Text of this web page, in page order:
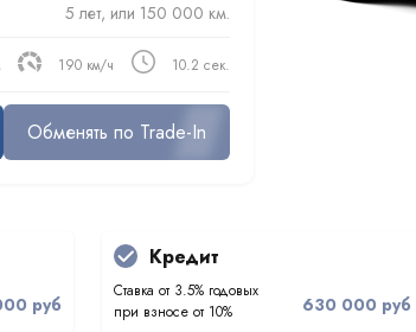
5 лет, или 150 000 км.
190 км/ч 10.2 сек.
Обменять по Trade-In
руб
Кредит
Ставка от 3.5% годовых
при взносе от 10%
630 000 руб